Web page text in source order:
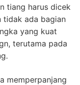
tiang harus dicek
tidak ada bagian
yang kuat
terutama pada
memperpanjang